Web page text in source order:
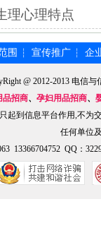
理心理特点
围 ┆ 宣传推广 ┆ 企
@ 2012-2013 电信
品招商、 孕妇用品招商、
起到信息平台作用,不为
任何单位
13366704752 QQ：